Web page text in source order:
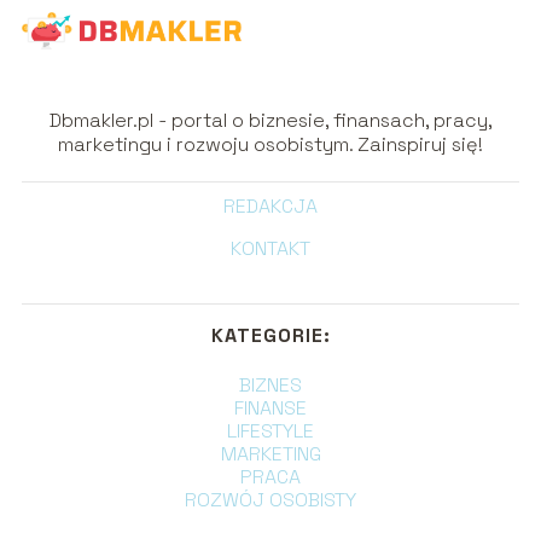
Dbmakler.pl - portal o biznesie, finansach, pracy,
marketingu i rozwoju osobistym. Zainspiruj się!
REDAKCJA
KONTAKT
KATEGORIE:
BIZNES
FINANSE
LIFESTYLE
MARKETING
PRACA
ROZWÓJ OSOBISTY